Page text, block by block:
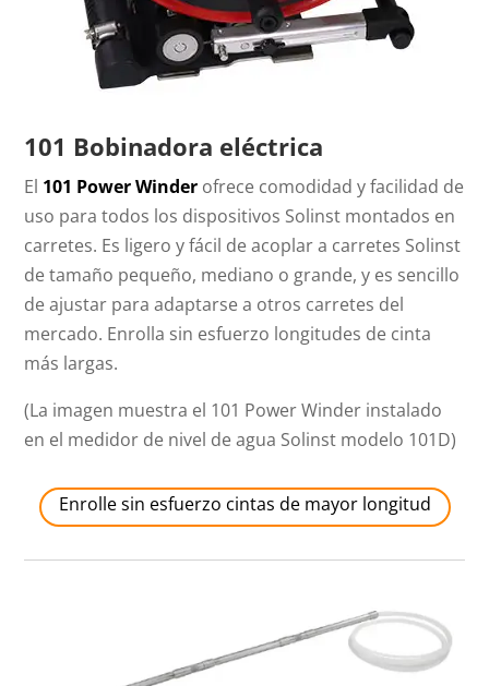
101 Bobinadora eléctrica
El 101 Power Winder ofrece comodidad y facilidad de
uso para todos los dispositivos Solinst montados en
carretes. Es ligero y fácil de acoplar a carretes Solinst
de tamaño pequeño, mediano o grande, y es sencillo
de ajustar para adaptarse a otros carretes del
mercado. Enrolla sin esfuerzo longitudes de cinta
más largas.
(La imagen muestra el 101 Power Winder instalado
en el medidor de nivel de agua Solinst modelo 101D)
Enrolle sin esfuerzo cintas de mayor longitud